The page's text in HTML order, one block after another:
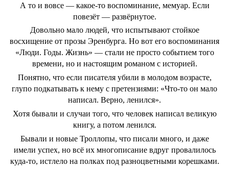
А то и вовсе — какое-то воспоминание, мемуар. Если
повезёт — развёрнутое.
Довольно мало людей, что испытывают стойкое
восхищение от прозы Эренбурга. Но вот его воспоминания
«Люди. Годы. Жизнь» — стали не просто событием того
времени, но и настоящим романом с историей.
Понятно, что если писателя убили в молодом возрасте,
глупо подкатывать к нему с претензиями: «Что-то он мало
написал. Верно, ленился».
Хотя бывали и случаи того, что человек написал великую
книгу, а потом ленился.
Бывали и новые Троллопы, что писали много, и даже
имели успех, но всё их многописание вдруг провалилось
куда-то, истлело на полках под разноцветными корешками.